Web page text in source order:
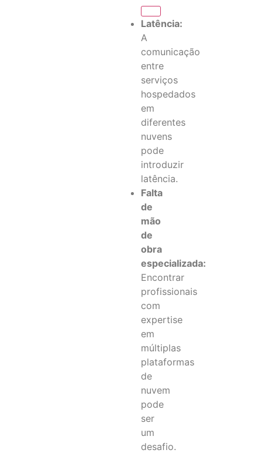
Latência:
A
comunicação
entre
serviços
hospedados
em
diferentes
nuvens
pode
introduzir
latência.
Falta
de
mão
de
obra
especializada:
Encontrar
profissionais
com
expertise
em
múltiplas
plataformas
de
nuvem
pode
ser
um
desafio.